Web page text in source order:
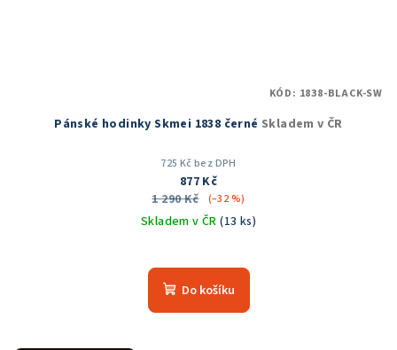
Pánské hodinky Skmei 1838 černé Skladem v ČR
725 Kč bez DPH
877 Kč
1 290 Kč
(–32 %)
Skladem v ČR(13 ks)
hodnocení
produktu
Do košíku
KÓD: 1838-BLACK-SW